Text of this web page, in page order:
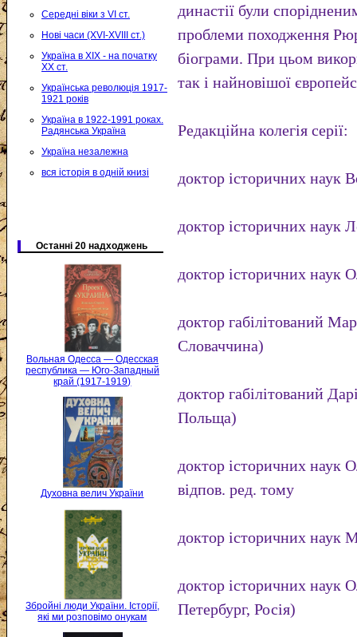
Середні віки з VI ст.
Нові часи (XVI-XVIII ст.)
Україна в XIX - на початку
XX ст.
Українська революція 1917-
1921 років
Україна в 1922-1991 роках.
Радянська Україна
Україна незалежна
вся історія в одній книзі
Останні 20 надходжень
Вольная Одесса — Одесская
республика — Юго-Западный
край (1917-1919)
Духовна велич України
Збройні люди України. Історії,
які ми розповімо онукам
династії були
проблеми походження
біограми. При цьом
так і найновішої
Редакційна колегія серії:
доктор історичних наук
доктор історичних наук
доктор історичних наук
доктор габілітований
Словаччина)
доктор габілітований
Польща)
доктор історичних наук
відпов. ред. тому
доктор історичних наук
доктор історичних наук
Петербург, Росія)